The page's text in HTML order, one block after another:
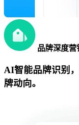
品牌深度营
AI智能品牌识别
牌动向。